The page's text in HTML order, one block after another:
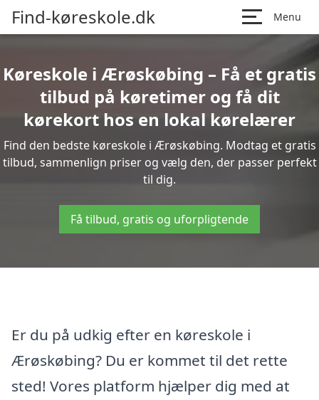
Find-køreskole.dk Menu
Køreskole i Ærøskøbing – Få et gratis
tilbud på køretimer og få dit
kørekort hos en lokal kørelærer
Find den bedste køreskole i Ærøskøbing. Modtag et gratis
tilbud, sammenlign priser og vælg den, der passer perfekt
til dig.
Få tilbud, gratis og uforpligtende
Er du på udkig efter en køreskole i
Ærøskøbing? Du er kommet til det rette
sted! Vores platform hjælper dig med at